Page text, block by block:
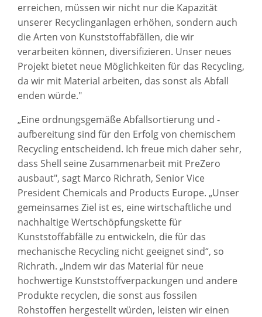
erreichen, müssen wir nicht nur die Kapazität
unserer Recyclinganlagen erhöhen, sondern auch
die Arten von Kunststoffabfällen, die wir
verarbeiten können, diversifizieren. Unser neues
Projekt bietet neue Möglichkeiten für das Recycling,
da wir mit Material arbeiten, das sonst als Abfall
enden würde."
„Eine ordnungsgemäße Abfallsortierung und -
aufbereitung sind für den Erfolg von chemischem
Recycling entscheidend. Ich freue mich daher sehr,
dass Shell seine Zusammenarbeit mit PreZero
ausbaut", sagt Marco Richrath, Senior Vice
President Chemicals and Products Europe. „Unser
gemeinsames Ziel ist es, eine wirtschaftliche und
nachhaltige Wertschöpfungskette für
Kunststoffabfälle zu entwickeln, die für das
mechanische Recycling nicht geeignet sind“, so
Richrath. „Indem wir das Material für neue
hochwertige Kunststoffverpackungen und andere
Produkte recyclen, die sonst aus fossilen
Rohstoffen hergestellt würden, leisten wir einen